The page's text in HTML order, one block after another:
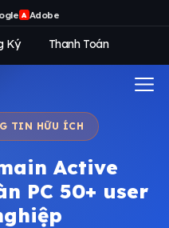
A Adobe
Ký Thanh Toán
TIN HỮU ÍCH
Active
PC 50+ user